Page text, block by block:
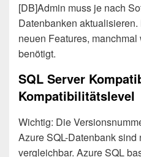
[DB]Admin muss je nach
Datenbanken
neuen Features,
benötigt.
SQL Server
Kompatibilitätslevel
Wichtig: Die
Azure SQL-Datenbank
vergleichbar. Azure SQL